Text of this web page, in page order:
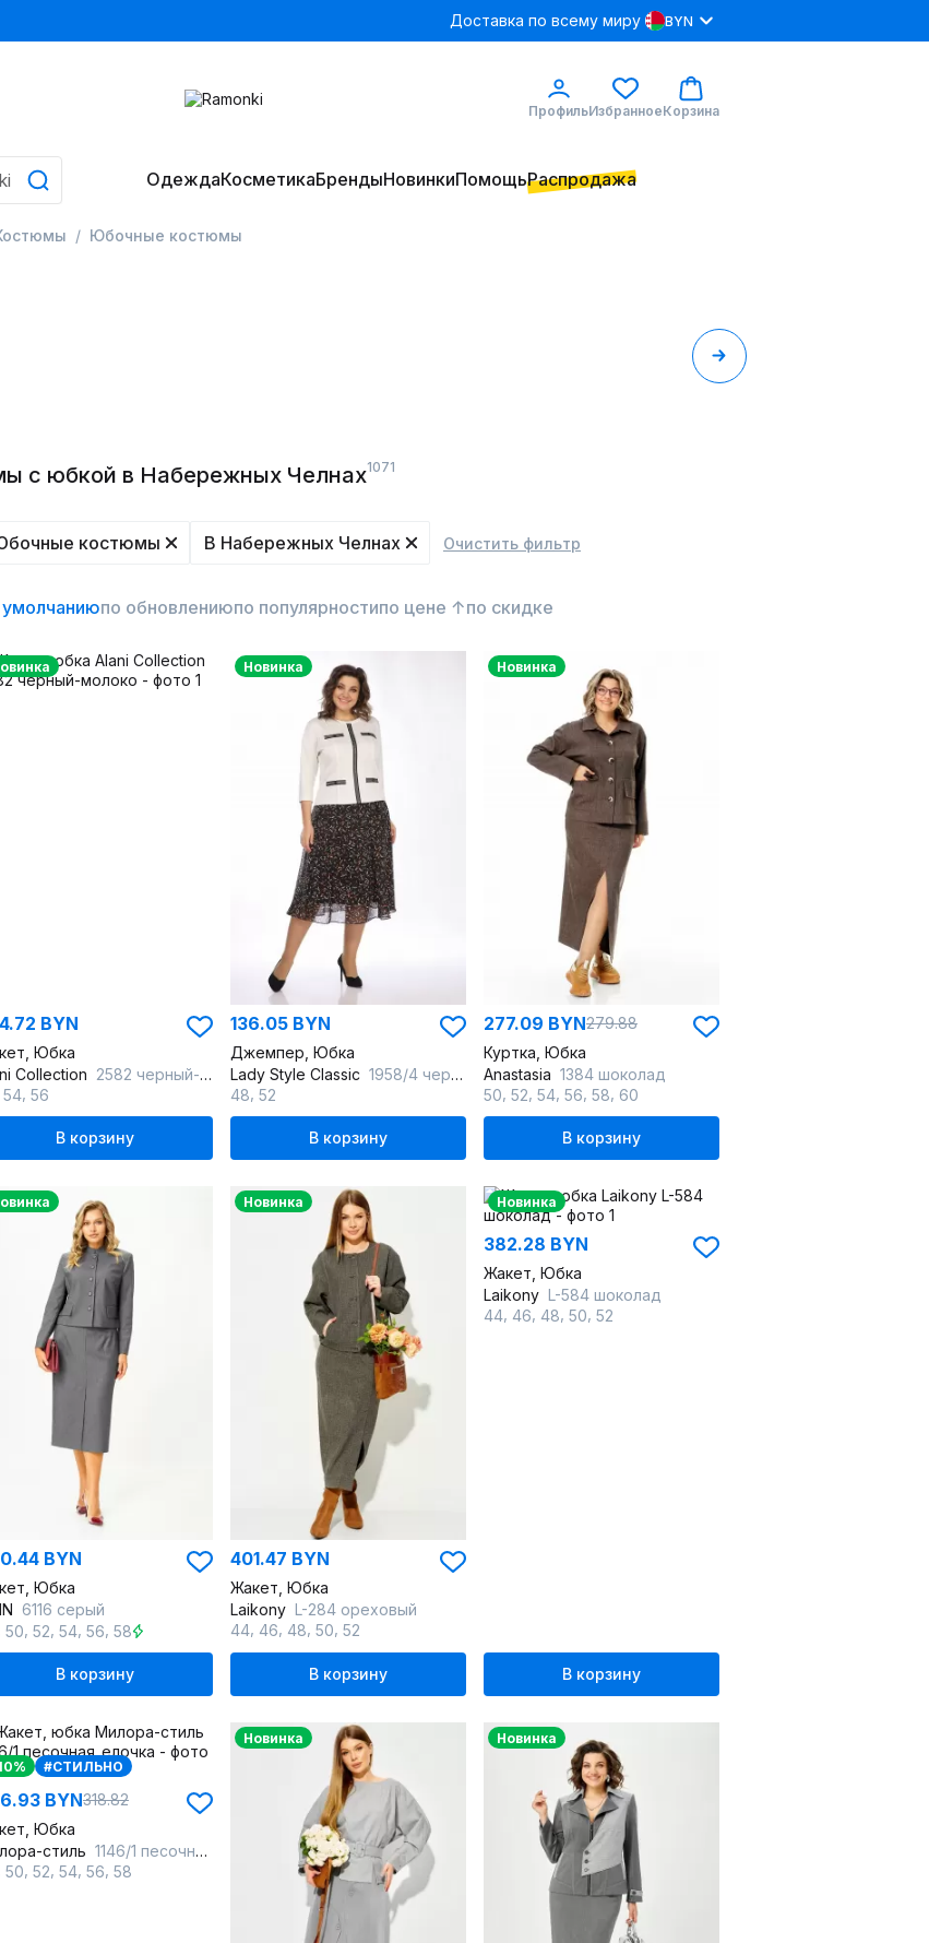
Доставка по всему миру BYN
ПрофильИзбранноеКорзина
ОдеждаКосметикаБрендыНовинкиПомощьРаспродажа
Юбочные костюмы
с юбкой в Набережных Челнах1071
костюмы В Набережных Челнах Очистить фильтр
умолчаниюпо обновлениюпо популярностипо цене ↑по скидке
BYN
Юбка
Collection 2582 черный-молоко
54 56
В корзину
Новинка
136.05 BYN
Джемпер, Юбка
Lady Style Classic 1958/4 черный_с_молочным
48 52
В корзину
Новинка
277.09 BYN279.88
Куртка, Юбка
Anastasia 1384 шоколад
50 52 54 56 58 60
В корзину
BYN
Юбка
6116 серый
50 52 54 56 58
В корзину
Новинка
401.47 BYN
Жакет, Юбка
Laikony L-284 ореховый
44 46 48 50 52
В корзину
Новинка
382.28 BYN
Жакет, Юбка
Laikony L-584 шоколад
44 46 48 50 52
В корзину
#СТИЛЬНО
BYN318.82
Юбка
стиль 1146/1 песочная_елочка
50 52 54 56 58
Новинка Новинка